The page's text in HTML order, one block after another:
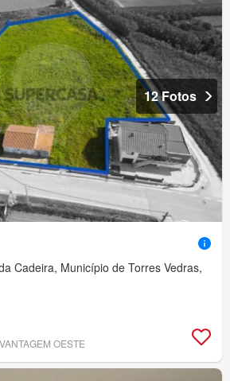
12 Fotos
Cadeira, Município de Torres Vedras,
OESTE